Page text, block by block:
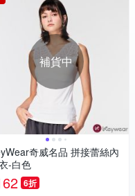
補貨中
奇威名品 拼接蕾絲內
-白色
6折